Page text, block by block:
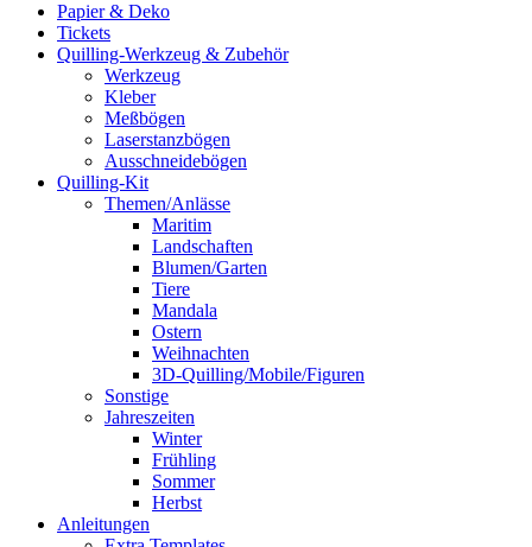
Papier & Deko
Tickets
Quilling-Werkzeug & Zubehör
Werkzeug
Kleber
Meßbögen
Laserstanzbögen
Ausschneidebögen
Quilling-Kit
Themen/Anlässe
Maritim
Landschaften
Blumen/Garten
Tiere
Mandala
Ostern
Weihnachten
3D-Quilling/Mobile/Figuren
Sonstige
Jahreszeiten
Winter
Frühling
Sommer
Herbst
Anleitungen